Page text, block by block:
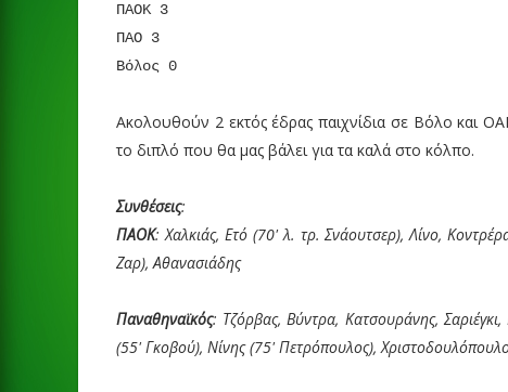
ΠΑΟΚ 3
ΠΑΟ 3
Βόλος 0
Ακολουθούν 2 εκτός έδρας παιχνίδια σε Βόλο και
το διπλό που θα μας βάλει για τα καλά στο κόλπο.
Συνθέσεις:
ΠΑΟΚ: Χαλκιάς, Ετό (70' λ. τρ. Σνάουτσερ), Λίνο,
Ζαρ), Αθανασιάδης
Παναθηναϊκός: Τζόρβας, Βύντρα, Κατσουράνης,
(55' Γκοβού), Νίνης (75' Πετρόπουλος),